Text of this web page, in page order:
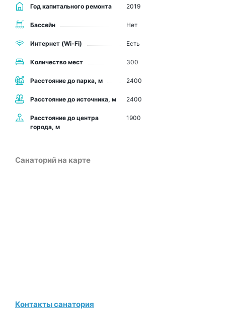
Год капитального ремонта 2019
Бассейн Нет
Интернет (Wi-Fi) Есть
Количество мест 300
Расстояние до парка, м 2400
Расстояние до источника, м 2400
Расстояние до центра
города, м
1900
Санаторий на карте
Контакты санатория